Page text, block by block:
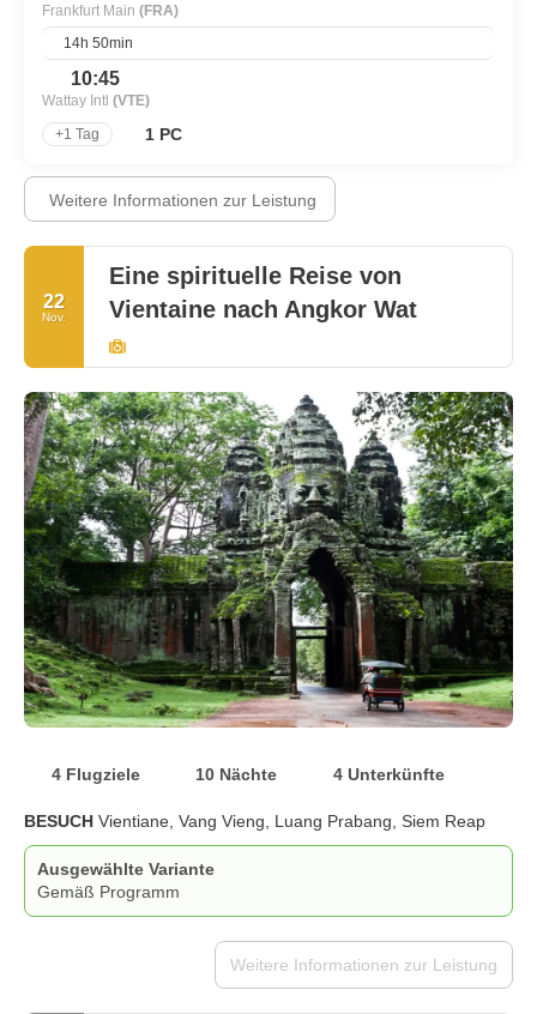
Frankfurt Main (FRA)
14h 50min
10:45
Wattay Intl (VTE)
+1 Tag
1 PC
Weitere Informationen zur Leistung
22
Nov.
Eine spirituelle Reise von
Vientaine nach Angkor Wat
4 Flugziele 10 Nächte 4 Unterkünfte
BESUCH Vientiane, Vang Vieng, Luang Prabang, Siem Reap
Ausgewählte Variante
Gemäß Programm
Weitere Informationen zur Leistung